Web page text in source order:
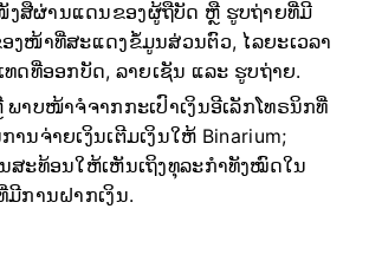
ສືຜ່ານແດນຂອງຜູ້ຖືບັດ ຫຼື ຮູບຖ່າຍທີ່ມີ
ງໜ້າທີ່ສະແດງຂໍ້ມູນສ່ວນຕົວ, ໄລຍະເວລາ
ທດທີ່ອອກບັດ, ລາຍເຊັນ ແລະ ຮູບຖ່າຍ.
ພາບໜ້າຈໍຈາກກະເປົາເງິນອີເລັກໂທຣນິກທີ່
ນຈ່າຍເງິນເຕີມເງິນໃຫ້ Binarium;
ສະທ້ອນໃຫ້ເຫັນເຖິງທຸລະກຳທັງໝົດໃນ
ມີການຝາກເງິນ.